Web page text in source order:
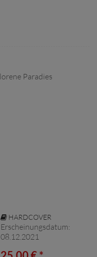
HARDCOVER
Erscheinungsdatum:
08.12.2021